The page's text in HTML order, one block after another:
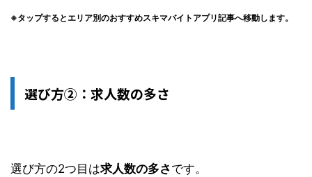
※タップするとエリア別のおすすめスキマバイトアプリ記事へ移動します。
選び方②：求人数の多さ
選び方の2つ目は求人数の多さです。